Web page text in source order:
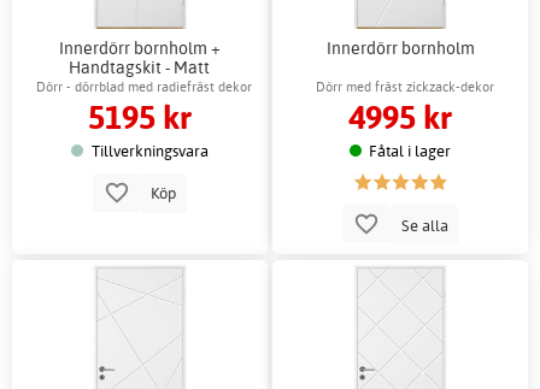
Innerdörr bornholm +
Handtagskit - Matt
Dörr - dörrblad med radiefräst dekor
5195 kr
Tillverkningsvara
Köp
Innerdörr bornholm
Dörr med fräst zickzack-dekor
4995 kr
Fåtal i lager
Se alla